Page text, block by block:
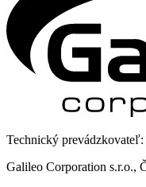
Technický prevádzkovateľ:
Galileo Corporation s.r.o.,